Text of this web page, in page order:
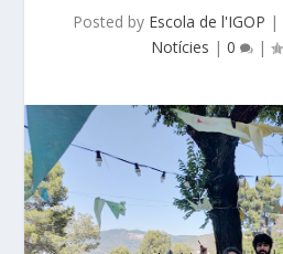
Posted by Escola de l'IGOP |
Notícies | 0 |